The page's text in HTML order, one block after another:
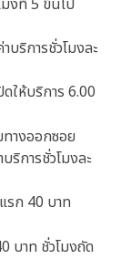
บริการชั่วโมงละ
ให้บริการ 6.00
ทางออกซอย
ริการชั่วโมงละ
รก 40 บาท
บาท ชั่วโมงถัด